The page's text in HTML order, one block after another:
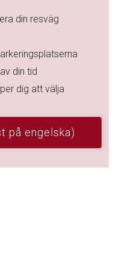
din resväg
din tid
dig att välja
på engelska)